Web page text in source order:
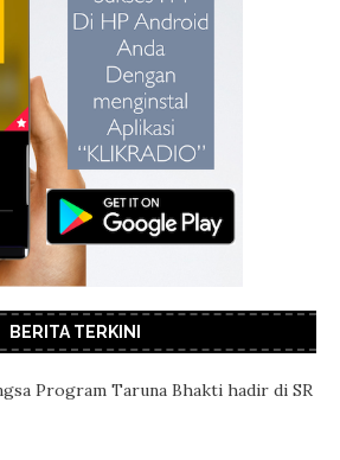
BERITA TERKINI
Program Taruna Bhakti hadir di SR